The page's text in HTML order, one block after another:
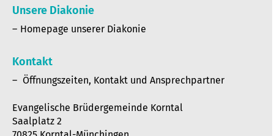
Unsere Diakonie
Homepage unserer Diakonie
Kontakt
Öffnungszeiten, Kontakt und Ansprechpartner
Evangelische Brüdergemeinde Korntal
Saalplatz 2